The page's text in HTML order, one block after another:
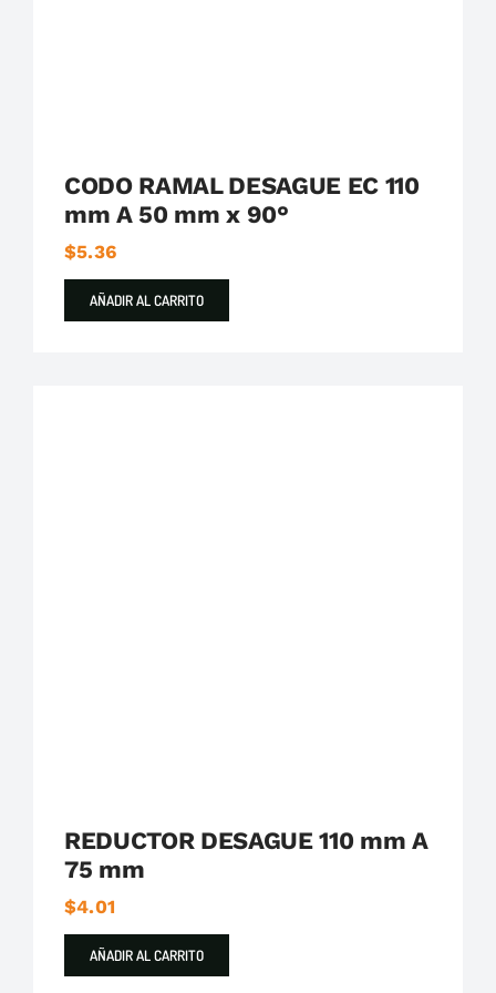
CODO RAMAL DESAGUE EC 110
mm A 50 mm x 90°
$5.36
AÑADIR AL CARRITO
REDUCTOR DESAGUE 110 mm A
75 mm
$4.01
AÑADIR AL CARRITO